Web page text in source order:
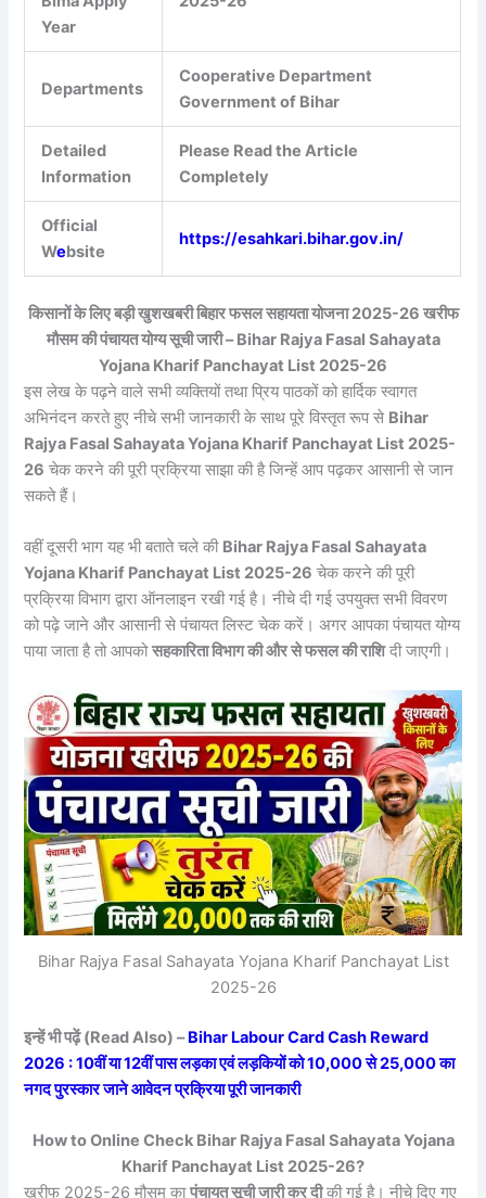
Year
Departments
Cooperative Department
Government of Bihar
Detailed
Information
Please Read the Article
Completely
Official
Website
https://esahkari.bihar.gov.in/
किसानों के लिए बड़ी खुशखबरी बिहार फसल सहायता योजना 2025-26 खरीफ
मौसम की पंचायत योग्य सूची जारी – Bihar Rajya Fasal Sahayata
Yojana Kharif Panchayat List 2025-26
इस लेख के पढ़ने वाले सभी व्यक्तियों तथा प्रिय पाठकों को हार्दिक स्वागत
अभिनंदन करते हुए नीचे सभी जानकारी के साथ पूरे विस्तृत रूप से Bihar
Rajya Fasal Sahayata Yojana Kharif Panchayat List 2025-
26 चेक करने की पूरी प्रक्रिया साझा की है जिन्हें आप पढ़कर आसानी से जान
सकते हैं।
वहीं दूसरी भाग यह भी बताते चले की Bihar Rajya Fasal Sahayata
Yojana Kharif Panchayat List 2025-26 चेक करने की पूरी
प्रक्रिया विभाग द्वारा ऑनलाइन रखी गई है। नीचे दी गई उपयुक्त सभी विवरण
को पढ़े जाने और आसानी से पंचायत लिस्ट चेक करें। अगर आपका पंचायत योग्य
पाया जाता है तो आपकोसहकारिता विभाग की और से फसल की राशिदी जाएगी।
Bihar Rajya Fasal Sahayata Yojana Kharif Panchayat List
2025-26
इन्हें भी पढ़ें (Read Also) –Bihar Labour Card Cash Reward
2026 : 10वीं या 12वीं पास लड़का एवं लड़कियों को 10,000 से 25,000 का
नगद पुरस्कार जाने आवेदन प्रक्रिया पूरी जानकारी
How to Online Check Bihar Rajya Fasal Sahayata Yojana
Kharif Panchayat List 2025-26?
खरीफ 2025-26 मौसम कापंचायत सूची जारी कर दीकी गई है। नीचे दिए गए